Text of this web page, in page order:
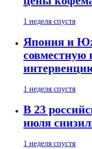
1 неделя спустя
Япония и
совместную
1 неделя спустя
В 23
июля
1 неделя спустя